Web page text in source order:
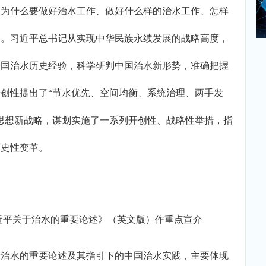
什么要做好治水工作、做好什么样的治水工作、怎样
习近平总书记从实现中华民族永续发展的战略高度，
治水历史经验，科学研判中国治水新形势，准确把握
性提出了“节水优先、空间均衡、系统治理、两手发
新战略，谋划实施了一系列开创性、战略性举措，指
性变革。
关于治水的重要论述》（英文版）作重点宣介
的重要论述及其指引下的中国治水实践，主要体现